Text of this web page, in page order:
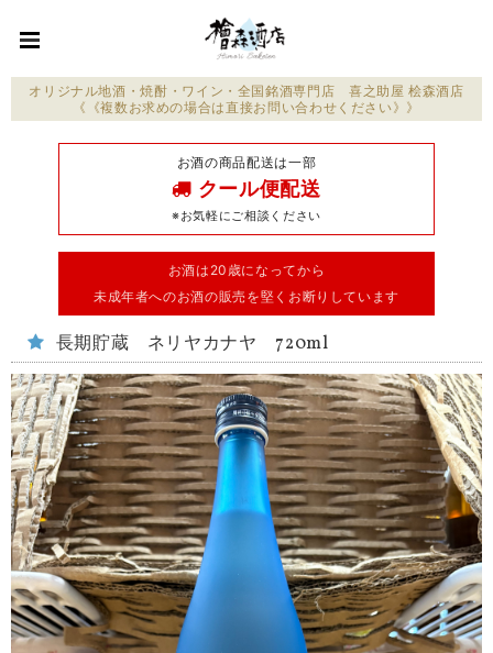
オリジナル地酒・焼酎・ワイン・全国銘酒専門店 喜之助屋 桧森酒店
《《複数お求めの場合は直接お問い合わせください》》
お酒の商品配送は一部
クール便配送
※お気軽にご相談ください
お酒は20歳になってから
未成年者へのお酒の販売を堅くお断りしています
長期貯蔵 ネリヤカナヤ 720ml